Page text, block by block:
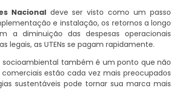
Nacionaldeve ser visto como um passo
e instalação, os retornos a longo
a diminuição das despesas operacionais
as UTENs se pagam rapidamente.
também é um ponto que não
estão cada vez mais preocupados
sustentáveis pode tornar sua marca mais